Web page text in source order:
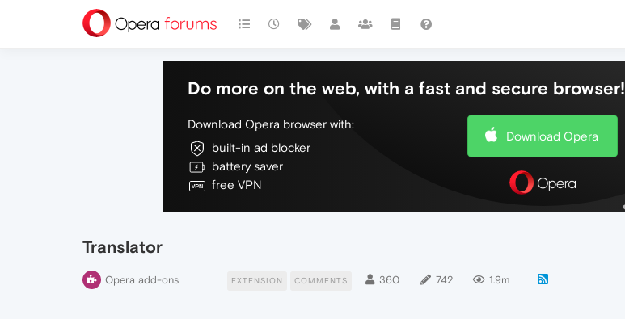
Do more on the web, with a fast and secure browser!
Download Opera browser with:
built-in ad blocker
battery saver
free VPN
Download Opera
Translator
Opera add-ons EXTENSION COMMENTS 360 742 1.9m